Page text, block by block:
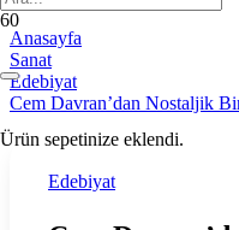
Ürün sepetinize eklendi.
Anasayfa
Sanat
Edebiyat
Cem Davran’dan Nostaljik
Edebiyat